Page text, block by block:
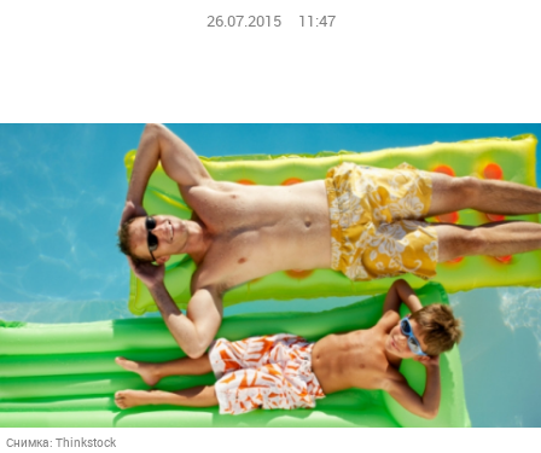
26.07.2015 11:47
Снимка: Thinkstock